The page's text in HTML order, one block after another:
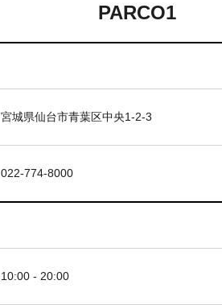
PARCO1
宮城県仙台市青葉区中央1-2-3
022-774-8000
10:00 - 20:00